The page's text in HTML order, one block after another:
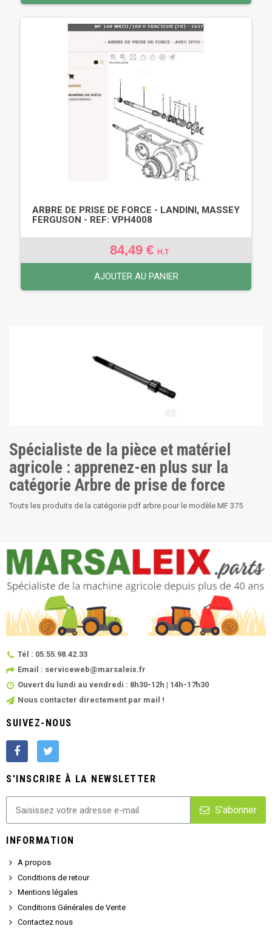
ARBRE DE PRISE DE FORCE - LANDINI, MASSEY
FERGUSON - REF: VPH4008
84,49 € H.T
AJOUTER AU PANIER
Spécialiste de la pièce et matériel
agricole : apprenez-en plus sur la
catégorie Arbre de prise de force
Touts les produits de la catégorie pdf arbre pour le modèle MF 375
Tél : 05.55.98.42.33
Email : serviceweb@marsaleix.fr
Ouvert du lundi au vendredi : 8h30-12h | 14h-17h30
Nous contacter directement par mail !
SUIVEZ-NOUS
S'INSCRIRE À LA NEWSLETTER
S'abonner
INFORMATION
A propos
Conditions de retour
Mentions légales
Conditions Générales de Vente
Contactez nous